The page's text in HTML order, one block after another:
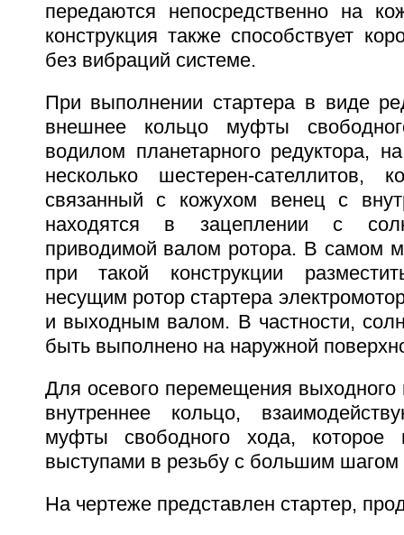
передаются непосредственно на
конструкция также способствует
без вибраций системе.
При выполнении стартера в виде
внешнее кольцо муфты
водилом планетарного редуктора,
несколько шестерен-сателлитов,
связанный с кожухом венец с
находятся в зацеплении с
приводимой валом ротора. В самом
при такой конструкции
несущим ротор стартера
и выходным валом. В частности,
быть выполнено на наружной
Для осевого перемещения выходного
внутреннее кольцо,
муфты свободного хода, которое
выступами в резьбу с большим шагом
На чертеже представлен стартер,